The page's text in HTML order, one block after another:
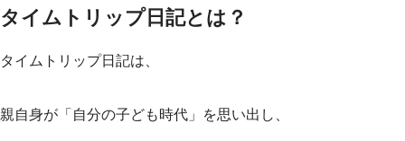
タイムトリップ日記とは？
タイムトリップ日記は、
親自身が「自分の子ども時代」を思い出し、